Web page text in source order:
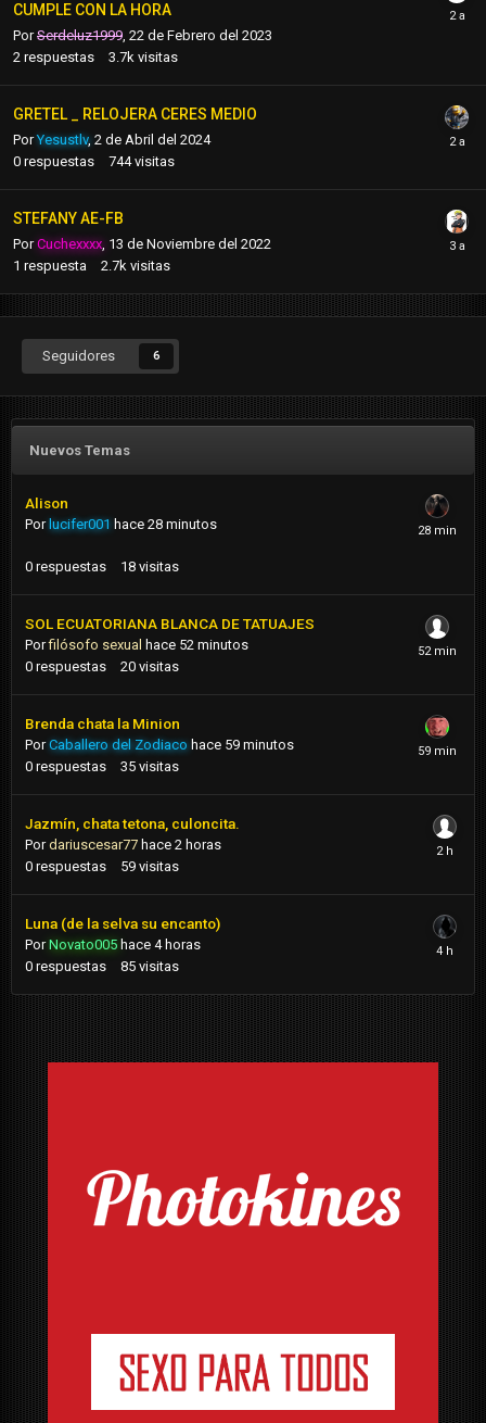
CUMPLE CON LA HORA
PorSerdeluz1999, 22 de Febrero del 2023
2 respuestas 3.7k visitas
GRETEL _ RELOJERA CERES MEDIO
PorYesustlv, 2 de Abril del 2024
0 respuestas 744 visitas
STEFANY AE-FB
PorCuchexxxx, 13 de Noviembre del 2022
1 respuesta 2.7k visitas
Seguidores 6
Nuevos Temas
Alison
Por lucifer001 hace 28 minutos
0 respuestas 18 visitas
SOL ECUATORIANA BLANCA DE TATUAJES
Porfilósofo sexual hace 52 minutos
0 respuestas 20 visitas
Brenda chata la Minion
PorCaballero del Zodiaco hace 59 minutos
0 respuestas 35 visitas
Jazmín, chata tetona, culoncita.
Pordariuscesar77 hace 2 horas
0 respuestas 59 visitas
Luna (de la selva su encanto)
PorNovato005 hace 4 horas
0 respuestas 85 visitas